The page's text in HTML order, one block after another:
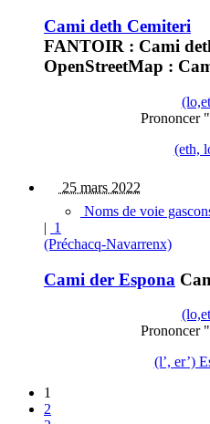
Cami deth Cemiteri
FANTOIR : Cami
OpenStreetMap :
Prononcer
(eth,
25 mars 2022
Noms de voie
| 1
(Préchacq-Navarrenx)
Cami der Espona
Prononcer
(l’, er’)
1
2